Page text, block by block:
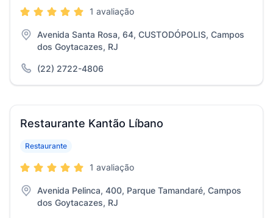
1 avaliação
Avenida Santa Rosa, 64, CUSTODÓPOLIS, Campos
dos Goytacazes, RJ
(22) 2722-4806
Restaurante Kantão Líbano
Restaurante
1 avaliação
Avenida Pelinca, 400, Parque Tamandaré, Campos
dos Goytacazes, RJ